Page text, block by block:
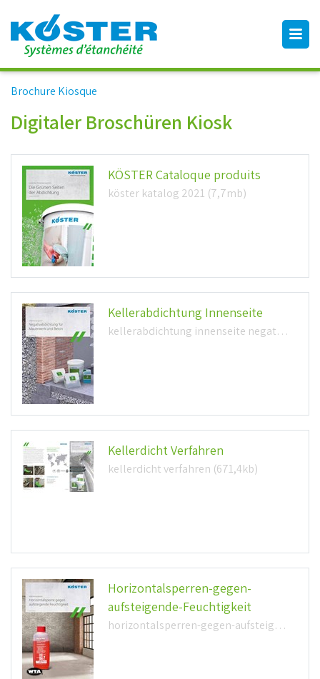
Brochure Kiosque
Digitaler Broschüren Kiosk
KÖSTER Cataloque produits
köster katalog 2021 (7,7mb)
Kellerabdichtung Innenseite
kellerabdichtung innenseite negativ (1,5mb)
Kellerdicht Verfahren
kellerdicht verfahren (671,4kb)
Horizontalsperren-gegen-
aufsteigende-Feuchtigkeit
horizontalsperren-gegen-aufsteigende-feuchtigkeit (1,5mb)